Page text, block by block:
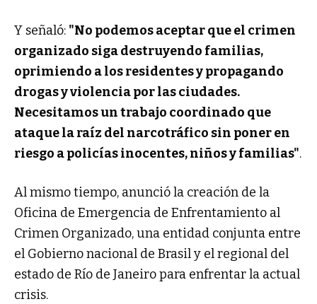
Y señaló: "No podemos aceptar que el crimen
organizado siga destruyendo familias,
oprimiendo a los residentes y propagando
drogas y violencia por las ciudades.
Necesitamos un trabajo coordinado que
ataque la raíz del narcotráfico sin poner en
riesgo a policías inocentes, niños y familias".
Al mismo tiempo, anunció la creación de la
Oficina de Emergencia de Enfrentamiento al
Crimen Organizado, una entidad conjunta entre
el Gobierno nacional de Brasil y el regional del
estado de Río de Janeiro para enfrentar la actual
crisis.